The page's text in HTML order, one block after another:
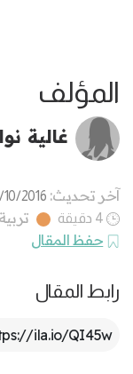
المؤلف
غالية
آخر تحديث: 10/2016
4 دقيقة
حفظ المقال
رابط المقال